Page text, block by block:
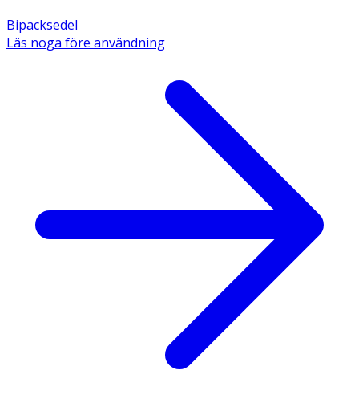
Bipacksedel
Läs noga före användning